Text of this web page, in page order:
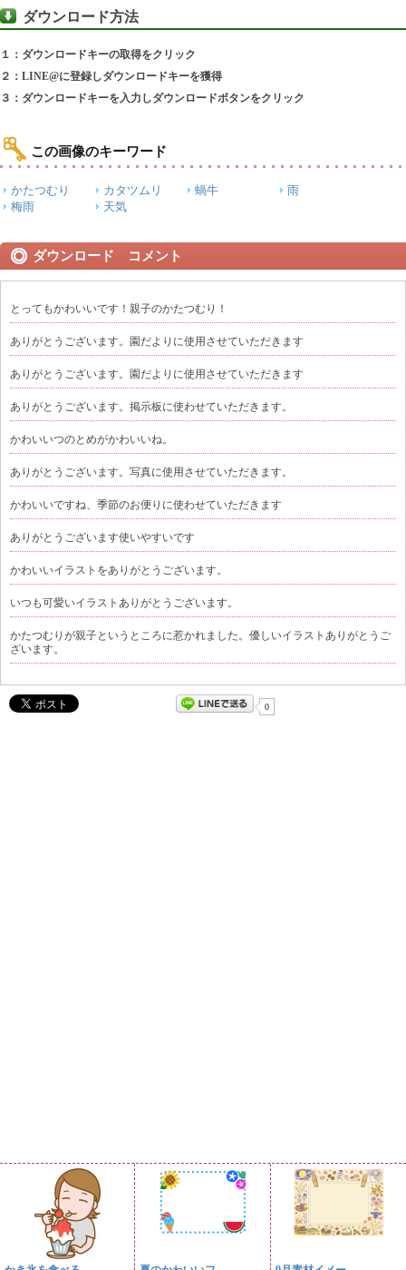
ダウンロード方法
１：ダウンロードキーの取得をクリック
２：LINE@に登録しダウンロードキーを獲得
３：ダウンロードキーを入力しダウンロードボタンをクリック
この画像のキーワード
かたつむり カタツムリ 蝸牛
雨
梅雨
天気
ダウンロード コメント
とってもかわいいです！親子のかたつむり！
ありがとうございます。園だよりに使用させていただきます
ありがとうございます。園だよりに使用させていただきます
ありがとうございます。掲示板に使わせていただきます。
かわいいつのとめがかわいいね。
ありがとうございます。写真に使用させていただきます。
かわいいですね、季節のお便りに使わせていただきます
ありがとうございます使いやすいです
かわいいイラストをありがとうございます。
いつも可愛いイラストありがとうございます。
かたつむりが親子というところに惹かれました。優しいイラストありがとうご
ざいます。
0